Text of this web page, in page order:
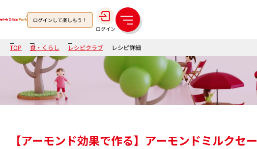
ログインして楽しもう！
ログイン
メ
ニ
ュ
ー
TOP 食・くらし レシピクラブ レシピ詳細
【アーモンド効果で作る】アーモンドミルクセ